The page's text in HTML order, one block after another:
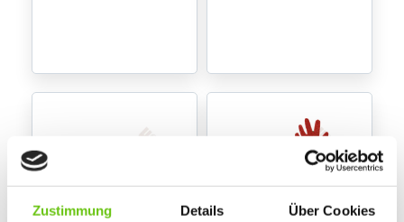
Zustimmung Details Über Cookies